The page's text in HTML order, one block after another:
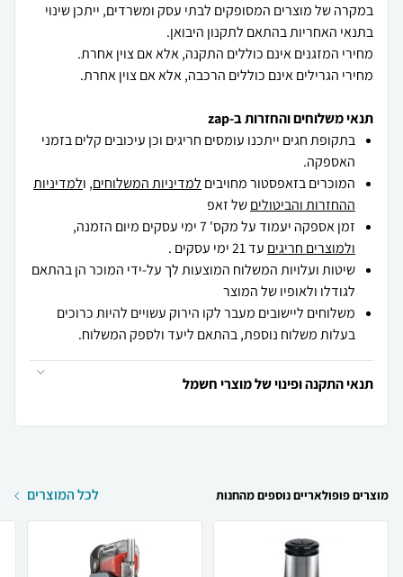
במקרה של מוצרים המסופקים לבתי עסק ומשרדים, ייתכן שינוי
מחירי הגרילים אינם כוללים הרכבה, אלא אם צוין אחרת.
תנאי משלוחים והחזרות ב-zap
בתקופת חגים ייתכנו עומסים חריגים וכן עיכובים קלים בזמני
האספקה.
המוכרים בזאפסטור מחויבים למדיניות המשלוחים, ולמדיניות
ההחזרות והביטוליםשל זאפ
זמן אספקה יעמוד על מקס' 7 ימי עסקים מיום הזמנה,
ולמוצרים חריגים עד 21 ימי עסקים .
שיטות ועלויות המשלוח המוצעות לך על-ידי המוכר הן בהתאם
לגודלו ולאופיו של המוצר
משלוחים ליישובים מעבר לקו הירוק עשויים להיות כרוכים
בעלות משלוח נוספת, בהתאם ליעד ולספק המשלוח.
תנאי התקנה ופינוי של מוצרי חשמל
מוצרים פופולאריים נוספים מהחנות לכל המוצרים